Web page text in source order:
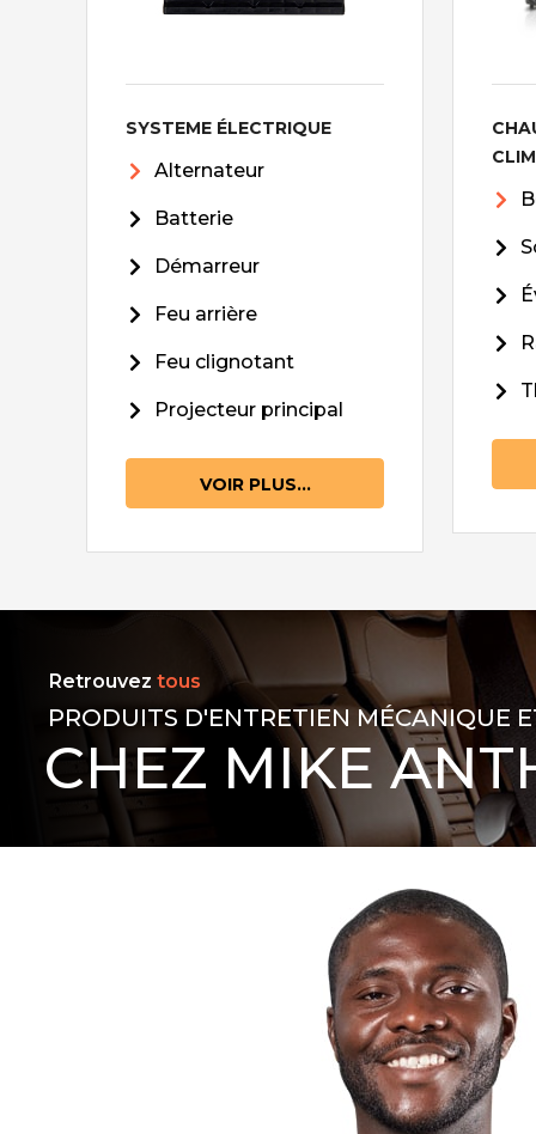
SYSTEME ÉLECTRIQUE
Alternateur
Batterie
Démarreur
Feu arrière
Feu clignotant
Projecteur principal
VOIR PLUS...
Retrouvez tous
PRODUITS D'ENTRETIEN MÉCANIQUE
CHEZ MIKE